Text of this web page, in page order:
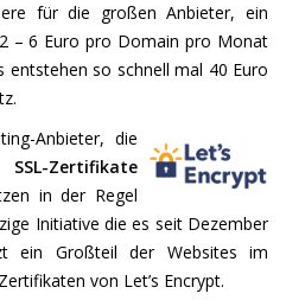
für die großen Anbieter, ein
– 6 Euro pro Domain pro Monat
so schnell mal 40 Euro
Anbieter, die
Zertifikate
in der Regel
Initiative die es seit Dezember
ein Großteil der Websites im
von Let’s Encrypt.